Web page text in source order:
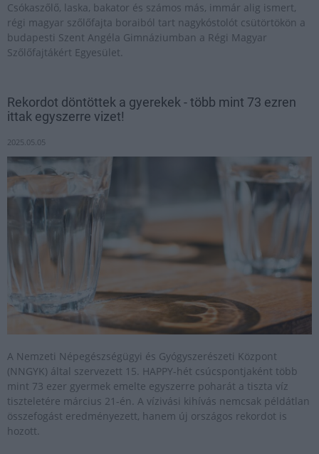
Csókaszőlő, laska, bakator és számos más, immár alig ismert,
régi magyar szőlőfajta boraiból tart nagykóstolót csütörtökön a
budapesti Szent Angéla Gimnáziumban a Régi Magyar
Szőlőfajtákért Egyesület.
Rekordot döntöttek a gyerekek - több mint 73 ezren
ittak egyszerre vizet!
2025.05.05
A Nemzeti Népegészségügyi és Gyógyszerészeti Központ
(NNGYK) által szervezett 15. HAPPY-hét csúcspontjaként több
mint 73 ezer gyermek emelte egyszerre poharát a tiszta víz
tiszteletére március 21-én. A vízivási kihívás nemcsak példátlan
összefogást eredményezett, hanem új országos rekordot is
hozott.